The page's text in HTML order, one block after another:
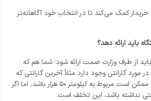
کمک می‌کند تا در انتخاب خود آگاهانه‌تر
باید ارائه دهد؟
از طرف وزارت صمت ارائه شود؛ شما هم که
مورد گارانتی وجود دارد مثلاً آخرین گارانتی که
برای خودرو صادر شده ممکن است مربوط به کیلومتر ۵۰ هزار باشد، اما اگر
نداشته باشد، این تخلف است.